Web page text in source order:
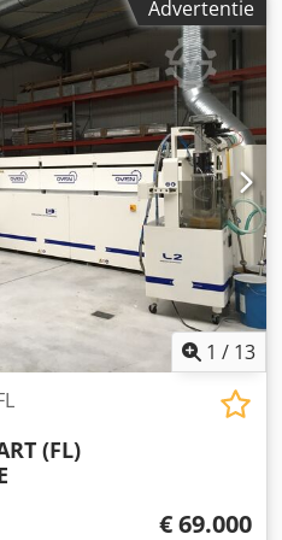
ca. 140 tubes/min,
2500mm/1400mm/2400mm,
aanwezig. Bezichtiging
Aagex Adrja
Advertentie
1 / 13
(FL)
€ 69.000